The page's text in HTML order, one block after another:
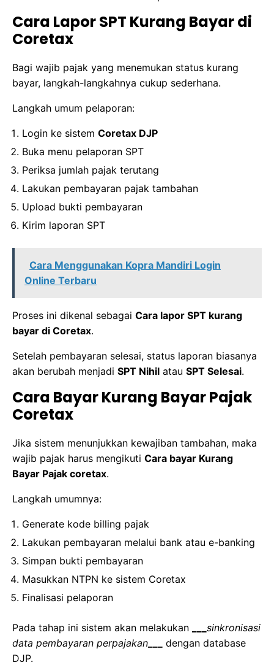
Cara Lapor SPT Kurang Bayar di
Coretax
Bagi wajib pajak yang menemukan status kurang
bayar, langkah-langkahnya cukup sederhana.
Langkah umum pelaporan:
Login ke sistem Coretax DJP
Buka menu pelaporan SPT
Periksa jumlah pajak terutang
Lakukan pembayaran pajak tambahan
Upload bukti pembayaran
Kirim laporan SPT
Cara Menggunakan Kopra Mandiri Login
Online Terbaru
Proses ini dikenal sebagai Cara lapor SPT kurang
bayar di Coretax.
Setelah pembayaran selesai, status laporan biasanya
akan berubah menjadi SPT Nihil atau SPT Selesai.
Cara Bayar Kurang Bayar Pajak
Coretax
Jika sistem menunjukkan kewajiban tambahan, maka
wajib pajak harus mengikuti Cara bayar Kurang
Bayar Pajak coretax.
Langkah umumnya:
Generate kode billing pajak
Lakukan pembayaran melalui bank atau e-banking
Simpan bukti pembayaran
Masukkan NTPN ke sistem Coretax
Finalisasi pelaporan
Pada tahap ini sistem akan melakukan
sinkronisasi
data pembayaran perpajakan
dengan database
DJP.